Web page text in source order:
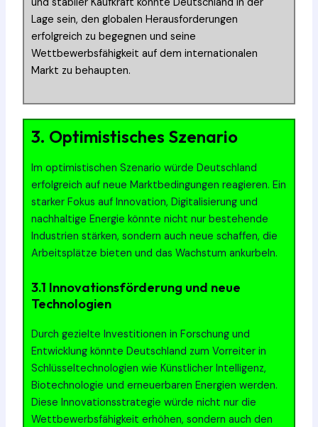
Lage sein, den globalen Herausforderungen
erfolgreich zu begegnen und seine
Wettbewerbsfähigkeit auf dem internationalen
Markt zu behaupten.
3. Optimistisches Szenario
Im optimistischen Szenario würde Deutschland
erfolgreich auf neue Marktbedingungen reagieren. Ein
starker Fokus auf Innovation, Digitalisierung und
nachhaltige Energie könnte nicht nur bestehende
Industrien stärken, sondern auch neue schaffen, die
Arbeitsplätze bieten und das Wachstum ankurbeln.
3.1 Innovationsförderung und neue
Technologien
Durch gezielte Investitionen in Forschung und
Entwicklung könnte Deutschland zum Vorreiter in
Schlüsseltechnologien wie Künstlicher Intelligenz,
Biotechnologie und erneuerbaren Energien werden.
Diese Innovationsstrategie würde nicht nur die
Wettbewerbsfähigkeit erhöhen, sondern auch den